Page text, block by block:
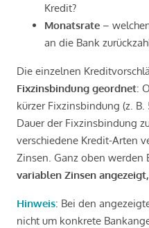
Kredit?
Monatsrate –
an die Bank
Die einzelnen
Fixzinsbindung geordnet:
kürzer Fixzinsbindung (z.
Dauer der Fixzinsbindung
verschiedene Kredit-Arten
Zinsen. Ganz oben werden
variablen Zinsen
Hinweis: Bei den
nicht um konkrete